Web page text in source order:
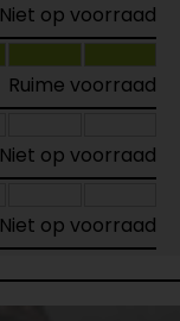
Niet op voorraad
Ruime voorraad
Niet op voorraad
Niet op voorraad